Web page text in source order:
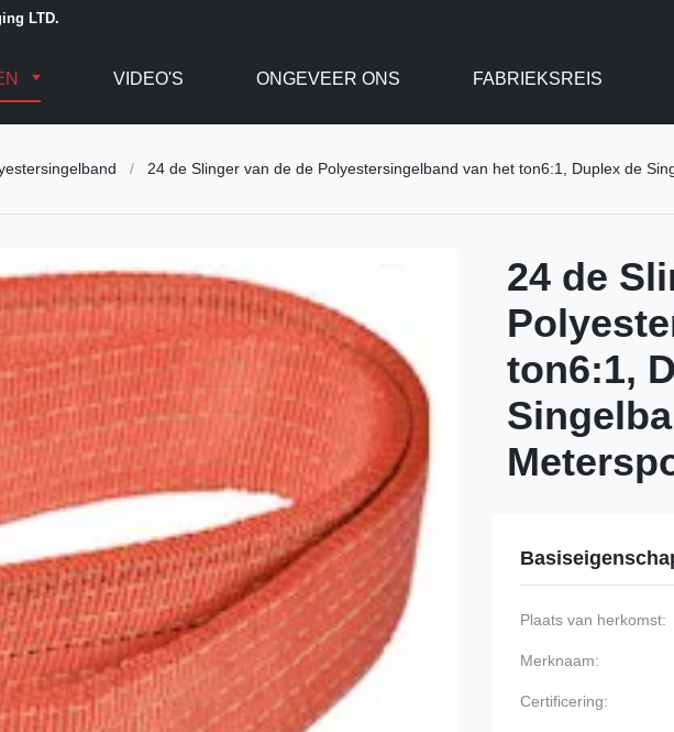
LTD.
VIDEO'S ONGEVEER ONS FABRIEKSREIS
/ 24 de Slinger van de de Polyestersingelband van het ton6:1, Duplex de
24 de
ton6:1,
Plaats van herkomst:
Merknaam:
Certificering: